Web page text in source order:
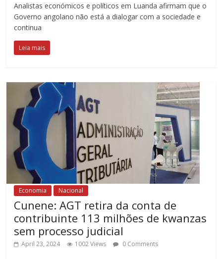
Analistas económicos e políticos em Luanda afirmam que o
Governo angolano não está a dialogar com a sociedade e
continua
Leia mais
Economia Nacional
Cunene: AGT retira da conta de
contribuinte 113 milhões de kwanzas
sem processo judicial
April 23, 2024 1002 Views 0 Comments